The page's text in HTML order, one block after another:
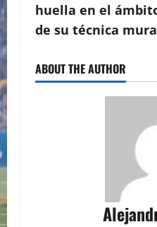
huella en el
de su técnica
ABOUT THE AUTHOR